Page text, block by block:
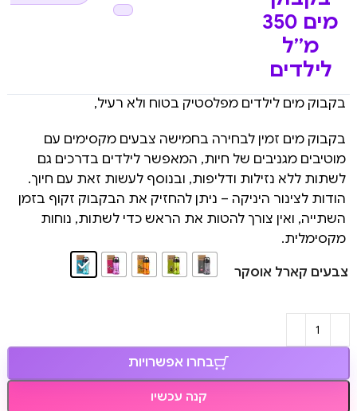
מים 350
מ”ל
לילדים
בקבוק מים לילדים מפלסטיק בטוח ולא רעיל,
בקבוק מים זמין לבחירה בחמישה צבעים מקסימים עם
מוטיבים מגניבים של חיות, המאפשר לילדים בדרכים גם
לשתות ללא נזילות ודליפות, ובנוסף לעשות זאת עם חיוך.
הודות לצינור היניקה – ניתן להחזיק את הבקבוק זקוף בזמן
השתייה, ואין צורך להטות את הראש כדי לשתות, נוחות
מקסימלית.
צבעים קארל אוסקר
בחרו אפשרויות
קנה עכשיו